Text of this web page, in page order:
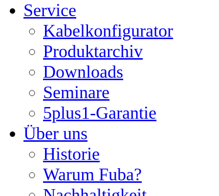
Service
Kabelkonfigurator
Produktarchiv
Downloads
Seminare
5plus1-Garantie
Über uns
Historie
Warum Fuba?